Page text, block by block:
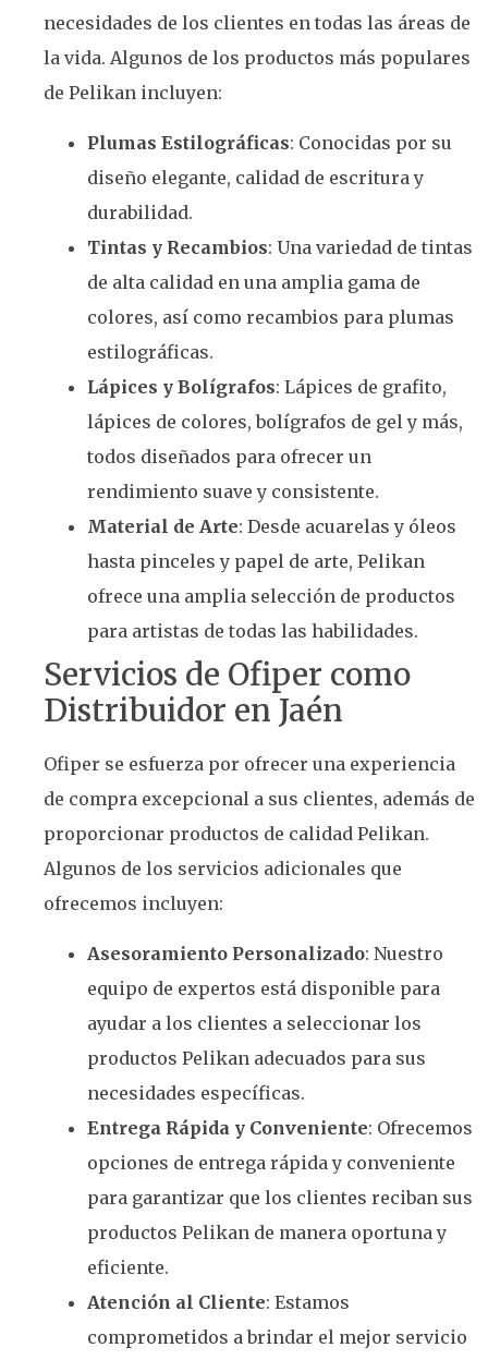
necesidades de los clientes en todas las áreas de
la vida. Algunos de los productos más populares
de Pelikan incluyen:
Plumas Estilográficas: Conocidas por su
diseño elegante, calidad de escritura y
durabilidad.
Tintas y Recambios: Una variedad de tintas
de alta calidad en una amplia gama de
colores, así como recambios para plumas
estilográficas.
Lápices y Bolígrafos: Lápices de grafito,
lápices de colores, bolígrafos de gel y más,
todos diseñados para ofrecer un
rendimiento suave y consistente.
Material de Arte: Desde acuarelas y óleos
hasta pinceles y papel de arte, Pelikan
ofrece una amplia selección de productos
para artistas de todas las habilidades.
Servicios de Ofiper como
Distribuidor en Jaén
Ofiper se esfuerza por ofrecer una experiencia
de compra excepcional a sus clientes, además de
proporcionar productos de calidad Pelikan.
Algunos de los servicios adicionales que
ofrecemos incluyen:
Asesoramiento Personalizado: Nuestro
equipo de expertos está disponible para
ayudar a los clientes a seleccionar los
productos Pelikan adecuados para sus
necesidades específicas.
Entrega Rápida y Conveniente: Ofrecemos
opciones de entrega rápida y conveniente
para garantizar que los clientes reciban sus
productos Pelikan de manera oportuna y
eficiente.
Atención al Cliente: Estamos
comprometidos a brindar el mejor servicio